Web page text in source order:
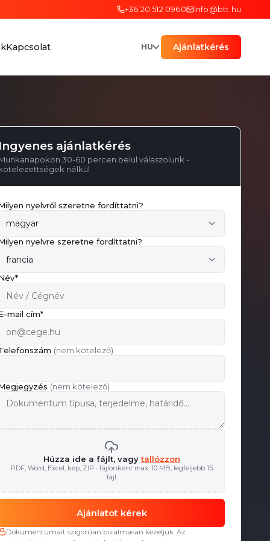
+36 20 512 0960 info@btt.hu
Kapcsolat HU Ajánlatkérés
Ingyenes ajánlatkérés
30-60 percen belül válaszolunk -
nélkül
nyelvről szeretne fordíttatni?
nyelvre szeretne fordíttatni?
mail cím*
(nem kötelező)
(nem kötelező)
Húzza ide a fájlt, vagytallózzon
PDF, Word, Excel, kép, ZIP · fájlonként max. 10 MB, legfeljebb 15
fájl
Ajánlatot kérek
Dokumentumait szigorúan bizalmasan kezeljük. Az